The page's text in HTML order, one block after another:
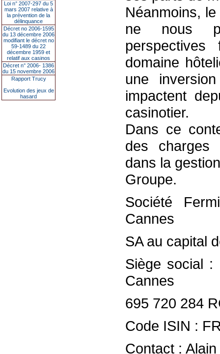
Loi n° 2007-297 du 5
mars 2007 relative à
la prévention de la
délinquance
Décret no 2006-1595
du 13 décembre 2006
modifiant le décret no
59-1489 du 22
décembre 1959 et
relatif aux casinos
Décret n° 2006- 1386
du 15 novembre 2006
Rapport Trucy
Evolution des jeux de
hasard
Néanmoins,
ne nous
domaine
une
impactent
casinotier.
Dans ce
des charges
dans la
Groupe.
Société
Cannes
SA au capital
Siège social :
Cannes
695 720 284
Code ISIN :
Contact :